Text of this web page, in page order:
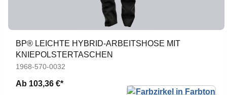
BP® LEICHTE HYBRID-ARBEITSHOSE MIT
KNIEPOLSTERTASCHEN
1968-570-0032
Ab 103,36 €*